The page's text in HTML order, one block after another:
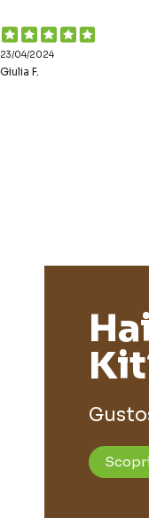
23/04/2024
Giulia F.